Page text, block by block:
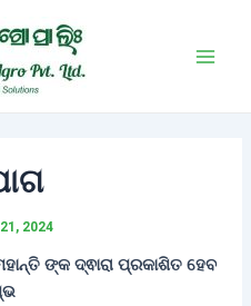
2024
ଙ୍କ ଦ୍ଵାରା ପ୍ରକାଶିତ ହେବ